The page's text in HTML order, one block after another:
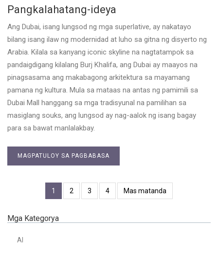
Pangkalahatang-ideya
Ang Dubai, isang lungsod ng mga superlative, ay nakatayo
bilang isang ilaw ng modernidad at luho sa gitna ng disyerto ng
Arabia. Kilala sa kanyang iconic skyline na nagtatampok sa
pandaigdigang kilalang Burj Khalifa, ang Dubai ay maayos na
pinagsasama ang makabagong arkitektura sa mayamang
pamana ng kultura. Mula sa mataas na antas ng pamimili sa
Dubai Mall hanggang sa mga tradisyunal na pamilihan sa
masiglang souks, ang lungsod ay nag-aalok ng isang bagay
para sa bawat manlalakbay.
MAGPATULOY SA PAGBABASA
1 2 3 4 Mas matanda
Mga Kategorya
AI